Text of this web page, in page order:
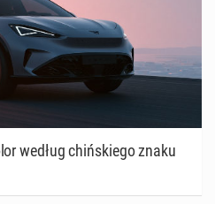
według chińskiego znaku